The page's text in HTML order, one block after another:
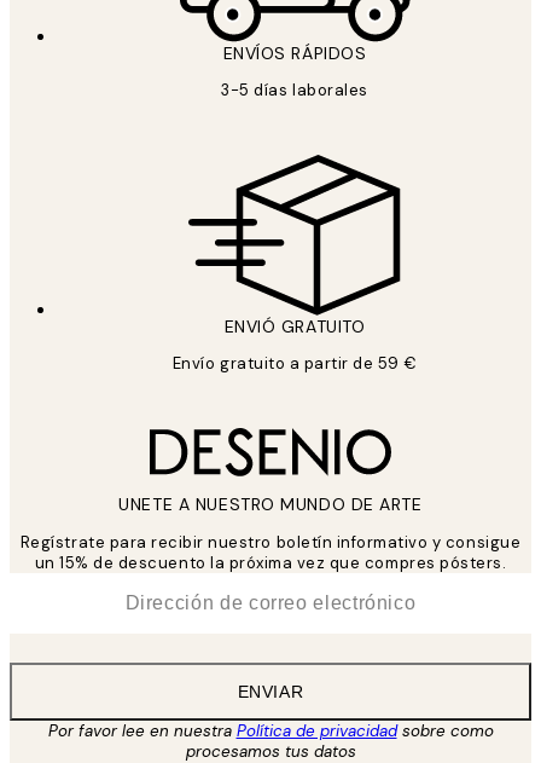
ENVÍOS RÁPIDOS
3-5 días laborales
ENVIÓ GRATUITO
Envío gratuito a partir de 59 €
UNETE A NUESTRO MUNDO DE ARTE
Regístrate para recibir nuestro boletín informativo y consigue
un 15% de descuento la próxima vez que compres pósters.
ENVIAR
Por favor lee en nuestra Política de privacidadsobre como
procesamos tus datos